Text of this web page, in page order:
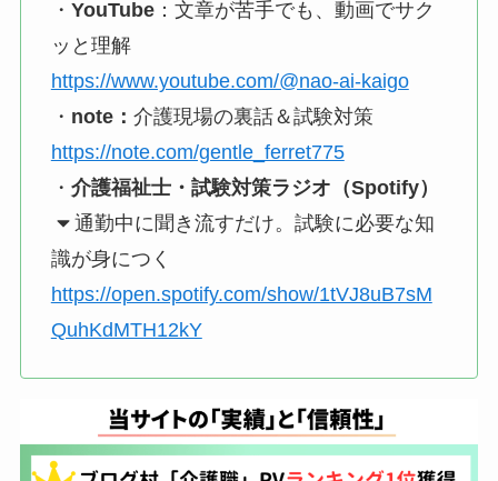
・ YouTube：文章が苦手でも、動画でサク
ッと理解
https://www.youtube.com/@nao-ai-kaigo
・ note： 介護現場の裏話＆試験対策
https://note.com/gentle_ferret775
・ 介護福祉士・試験対策ラジオ（Spotify）
通勤中に聞き流すだけ。試験に必要な知
識が身につく
https://open.spotify.com/show/1tVJ8uB7sM
QuhKdMTH12kY